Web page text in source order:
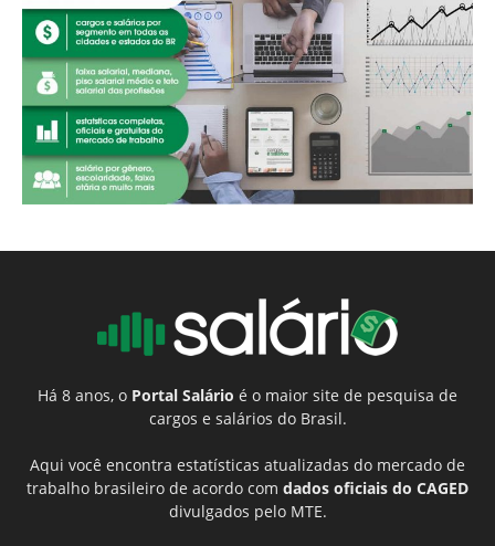
Há 8 anos, o Portal Salário é o maior site de pesquisa de
cargos e salários do Brasil.
Aqui você encontra estatísticas atualizadas do mercado de
trabalho brasileiro de acordo com dados oficiais do CAGED
divulgados pelo MTE.